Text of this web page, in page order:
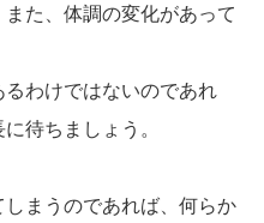
た、体調の変化があって
わけではないのであれ
待ちましょう。
まうのであれば、何らか